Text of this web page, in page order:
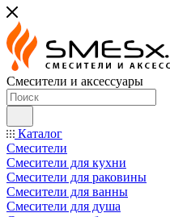
Смесители и аксессуары
Каталог
Смесители
Смесители для кухни
Смесители для раковины
Смесители для ванны
Смесители для душа